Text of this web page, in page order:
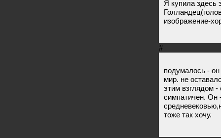
Я купила
изображение-
#
подумалось - он
мир. не
этим взглядом
симпатичен. Он
тоже так хочу.